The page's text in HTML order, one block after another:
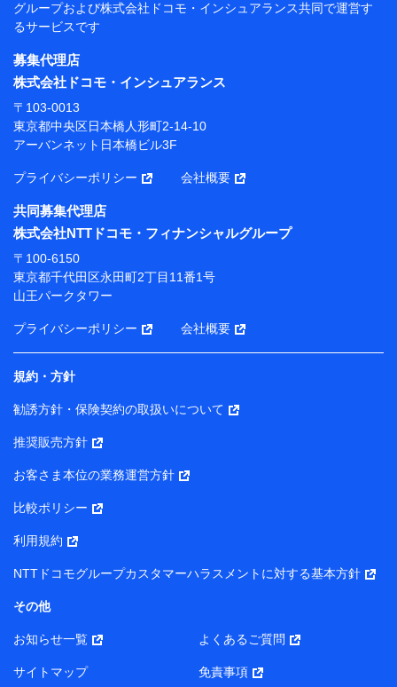
当社
株式会社NTTドコモ・フィナンシャルグループ
【利用目的】
当社または株式会社NTTドコモ・フィナンシャルグルー
プが提供する保険関連サービスにおけるユーザー登録受
付および管理のため
当社または株式会社NTTドコモ・フィナンシャルグルー
携会社の保険その他に関する情報を提供するため、また
維持管理等の委託業務遂行のため、またそれらに付帯、
関連する当社または株式会社NTTドコモ・フィナンシャ
ルグループおよび提携会社のサービスを案内、提供する
ため
（各サービスで取得したサービス利用履歴、ウェブサイ
トの閲覧履歴、購買履歴、ご契約内容等のパーソナルデ
ータを分析して、お客さまの趣味・嗜好・傾向に応じた
サービス・商品等に関するご提案や広告の配信等を行う
ことがあります。）
各種セミナーの開催のため
コンサルティングサービスの実施のため
アンケートやキャンペーン等の実施のため
上記に係る案内・手続き・管理等付帯業務を行うため
所・代表者名】
り）
株式会社NTTドコモ・フィナンシャルグループ 代表取締役
社長 廣井 孝史
東京都中央区日本橋人形町2-14-10 アーバンネット日本橋
株式会社ドコモ・インシュアランス 代表取締役社長 吉
村 忠義
グループおよび株式会社ドコモ・インシュアランス共同で運営す
るサービスです
募集代理店
株式会社ドコモ・インシュアランス
〒103-0013
東京都中央区日本橋人形町2-14-10
アーバンネット日本橋ビル3F
プライバシーポリシー 会社概要
共同募集代理店
株式会社NTTドコモ・フィナンシャルグループ
〒100-6150
東京都千代田区永田町2丁目11番1号
山王パークタワー
プライバシーポリシー 会社概要
規約・方針
勧誘方針・保険契約の取扱いについて
推奨販売方針
お客さま本位の業務運営方針
比較ポリシー
利用規約
NTTドコモグループカスタマーハラスメントに対する基本方針
その他
お知らせ一覧 よくあるご質問
サイトマップ 免責事項